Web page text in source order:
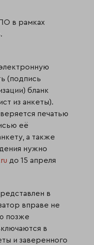
в рамках
(подпись
бланк
из анкеты).
печатью
её
а также
нужно
до 15 апреля
в
вправе не
позже
в
и заверенного